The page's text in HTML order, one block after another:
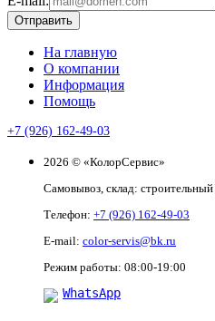
Отправить
На главную
О компании
Информация
Помощь
+7 (926) 162-49-03
2026 © «КолорСервис»
Самовывоз, склад:
Телефон: +7 (926) 162-49-03
E-mail: color-servis@bk.ru
Режим работы: 08:00-19:00
WhatsApp